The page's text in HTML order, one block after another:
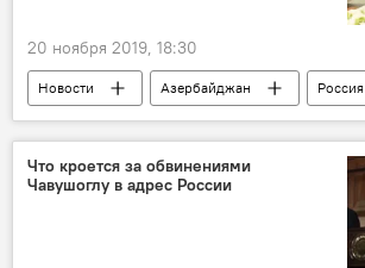
20 ноября 2019, 18:30
Новости Азербайджан
Россия
Политика
ЖИЗНЬ
Что кроется за обвинениями
Чавушоглу в адрес России